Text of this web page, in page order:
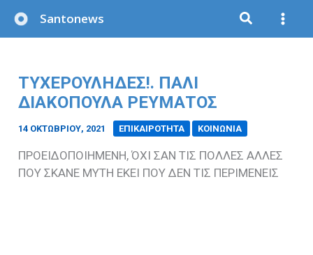
στο
Santonews
ΤΥΧΕΡΟΥΛΗΔΕΣ!. ΠΑΛΙ
ΔΙΑΚΟΠΟΥΛΑ ΡΕΥΜΑΤΟΣ
14 ΟΚΤΩΒΡΊΟΥ, 2021 ΕΠΙΚΑΙΡΟΤΗΤΑ ΚΟΙΝΩΝΙΑ
ΠΡΟΕΙΔΟΠΟΙΗΜΕΝΗ, ΌΧΙ ΣΑΝ ΤΙΣ ΠΟΛΛΕΣ ΑΛΛΕΣ
ΠΟΥ ΣΚΑΝΕ ΜΥΤΗ ΕΚΕΙ ΠΟΥ ΔΕΝ ΤΙΣ ΠΕΡΙΜΕΝΕΙΣ